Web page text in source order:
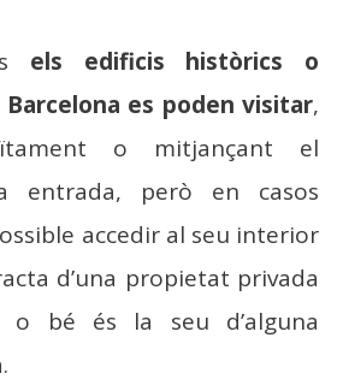
els edificis històrics o
es poden visitar,
o mitjançant el
entrada, però en casos
accedir al seu interior
d’una propietat privada
bé és la seu d’alguna